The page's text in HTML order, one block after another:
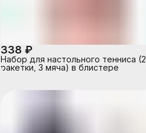
338 ₽
Набор для настольного тенниса (2
ракетки, 3 мяча) в блистере